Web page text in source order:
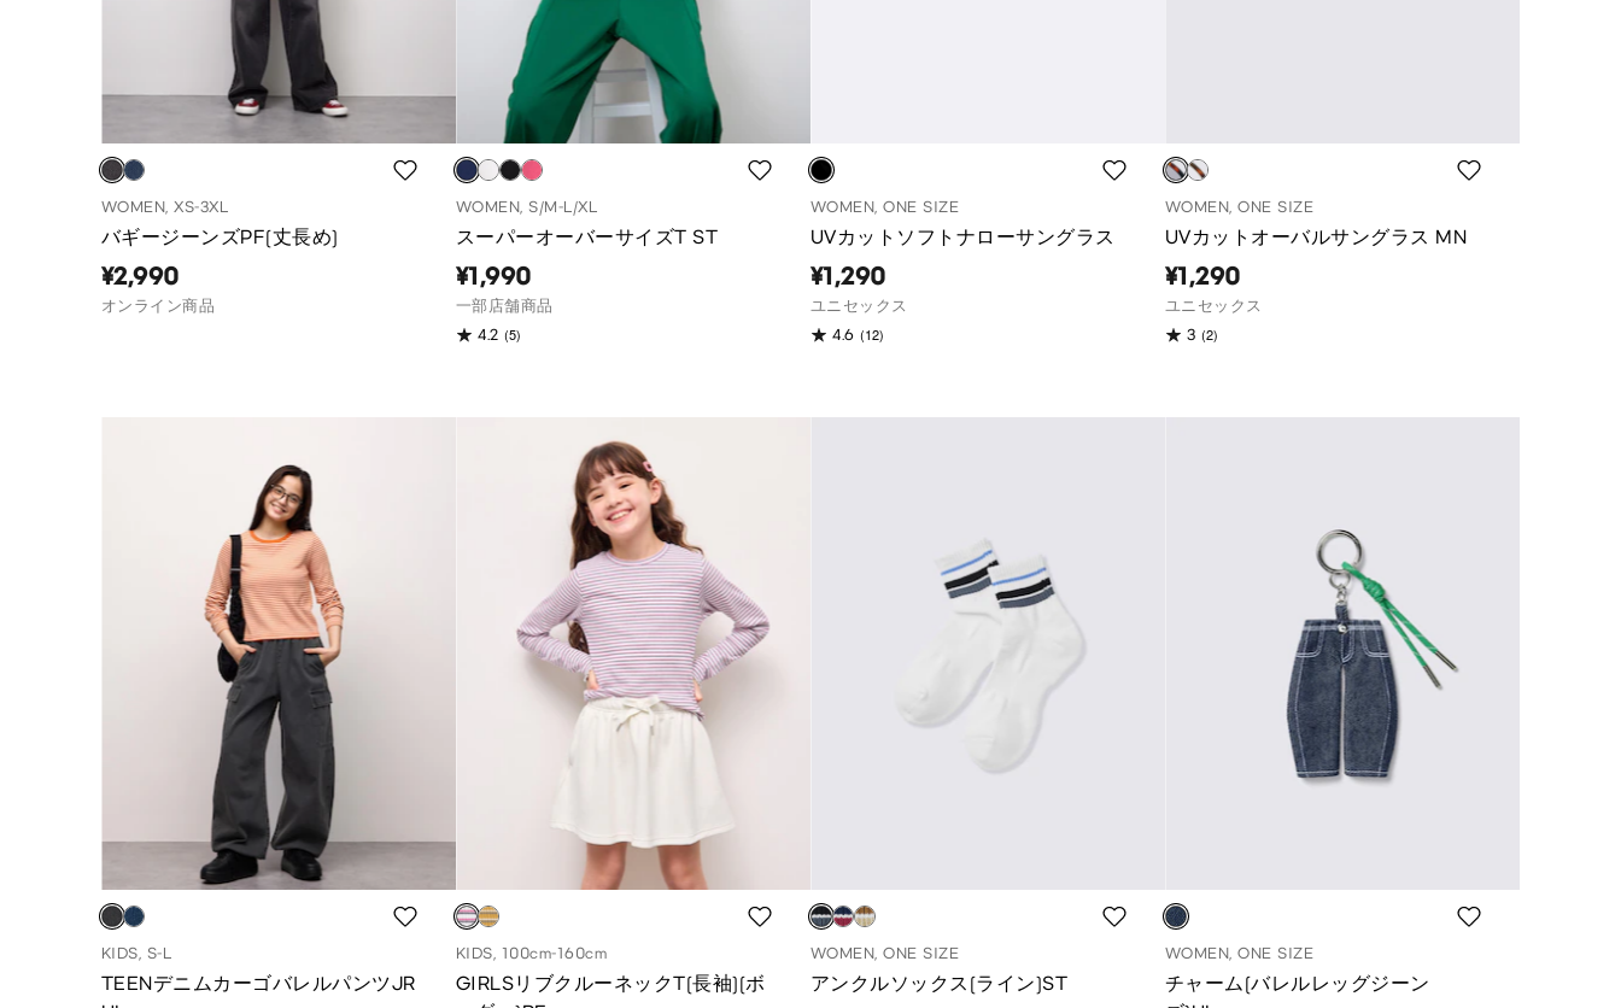
WOMEN, XS-3XL
バギージーンズPF(丈長め)
¥2,990
オンライン商品
WOMEN, S/M-L/XL
スーパーオーバーサイズT ST
¥1,990
一部店舗商品
4.2 (5)
WOMEN, ONE SIZE
UVカットソフトナローサングラス
¥1,290
ユニセックス
4.6 (12)
WOMEN, ONE SIZE
UVカットオーバルサングラス MN
¥1,290
ユニセックス
3 (2)
KIDS, S-L
TEENデニムカーゴバレルパンツJR
KIDS, 100cm-160cm
GIRLSリブクルーネックT(長袖)(ボ
WOMEN, ONE SIZE
アンクルソックス(ライン)ST
WOMEN, ONE SIZE
チャーム(バレルレッグジーン